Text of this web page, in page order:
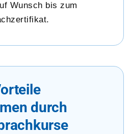
Wunsch bis zum
durch